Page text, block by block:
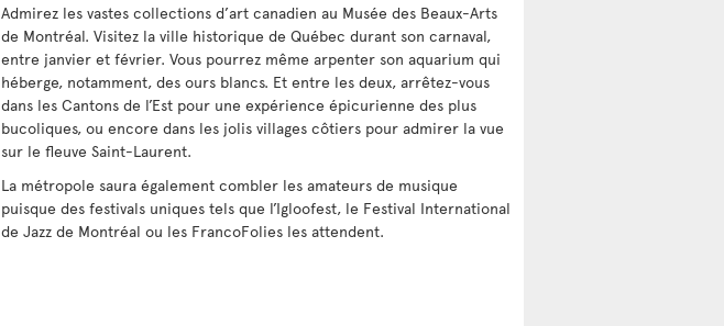
Admirez les vastes collections d’art canadien au Musée des Beaux-Arts
de Montréal. Visitez la ville historique de Québec durant son carnaval,
entre janvier et février. Vous pourrez même arpenter son aquarium qui
héberge, notamment, des ours blancs. Et entre les deux, arrêtez-vous
dans les Cantons de l’Est pour une expérience épicurienne des plus
bucoliques, ou encore dans les jolis villages côtiers pour admirer la vue
sur le fleuve Saint-Laurent.
La métropole saura également combler les amateurs de musique
puisque des festivals uniques tels que l’Igloofest, le Festival International
de Jazz de Montréal ou les FrancoFolies les attendent.